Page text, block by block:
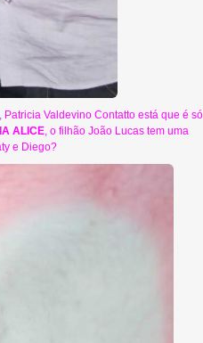
Valdevino Contatto está que é só
ALICE, o filhão João Lucas tem uma
e Diego?